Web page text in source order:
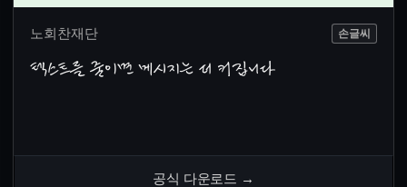
노회찬재단 손글씨
텍스트를 줄이면 메시지는 더 커집니다
공식 다운로드 →